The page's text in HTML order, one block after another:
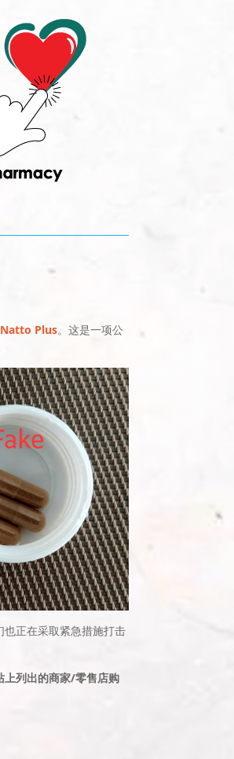
Plus。这是一项公
正在采取紧急措施打击
上列出的商家/零售店购